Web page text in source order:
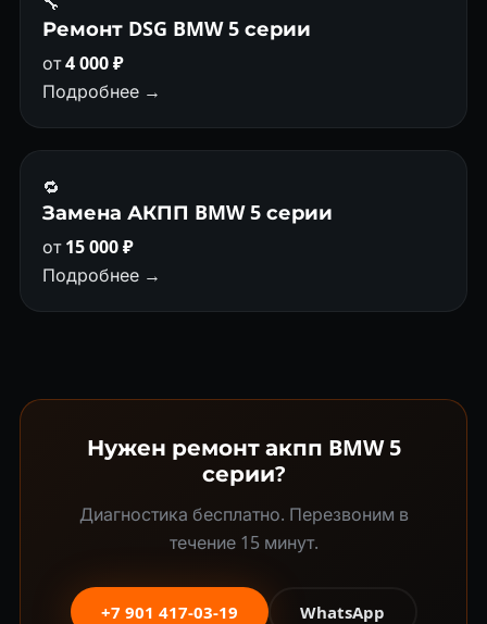
Ремонт DSG BMW 5 серии
от4 000 ₽
Подробнее →
🔁
Замена АКПП BMW 5 серии
от15 000 ₽
Подробнее →
Нужен ремонт акпп BMW 5
серии?
Диагностика бесплатно. Перезвоним в
течение 15 минут.
+7 901 417-03-19 WhatsApp